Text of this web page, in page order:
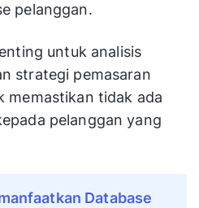
pelanggan.
untuk analisis
strategi pemasaran
memastikan tidak ada
pelanggan yang
Database